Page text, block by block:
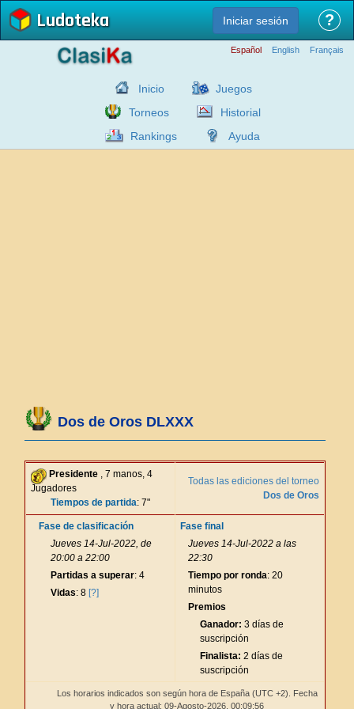
Ludoteka Iniciar sesión ?
Español English Français
Inicio
Juegos
Torneos
Historial
Rankings
Ayuda
Dos de Oros DLXXX
Presidente , 7 manos, 4
Jugadores
Tiempos de partida: 7"
Todas las ediciones del torneo
Dos de Oros
Fase de clasificación
Jueves 14-Jul-2022, de
20:00 a 22:00
Partidas a superar: 4
Vidas: 8 [?]
Fase final
Jueves 14-Jul-2022 a las
22:30
Tiempo por ronda: 20
minutos
Premios
Ganador: 3 días de
suscripción
Finalista: 2 días de
suscripción
Los horarios indicados son según hora de España (UTC +2). Fecha
y hora actual: 09-Agosto-2026, 00:09:56